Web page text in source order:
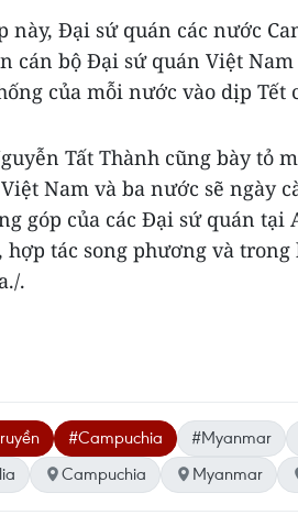
này, Đại sứ quán các nước
cán bộ Đại sứ quán Việt
của mỗi nước vào dịp Tết
Tất Thành cũng bày tỏ
Nam và ba nước sẽ ngày
góp của các Đại sứ quán
hợp tác song phương và
.
#Campuchia #Myanmar
Campuchia Myanmar